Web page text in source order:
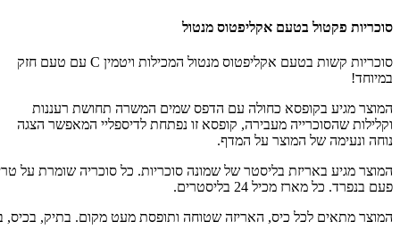
סוכריות פקטול בטעם אקליפטוס מנטול
סוכריות קשות בטעם אקליפטוס מנטול המכילות ויטמין C עם טעם חזק
במיוחד!
המוצר מגיע בקופסא כחולה עם הדפס שמים המשרה תחושת רעננות
וקלילות שהסוכרייה מעבירה, קופסא זו נפתחת לדיספליי המאפשר הצגה
נוחה ונעימה של המוצר על המדף.
המוצר מגיע באריזת בליסטר של שמונה סוכריות. כל סוכריה שומרת על
פעם בנפרד. כל מארז מכיל 24 בליסטרים.
המוצר מתאים לכל כיס, האריזה שטוחה ותופסת מעט מקום. בתיק, בכיס,